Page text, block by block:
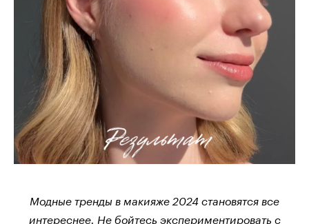
Модные тренды в макияже 2024 становятся все
интереснее. Не бойтесь экспериментировать с